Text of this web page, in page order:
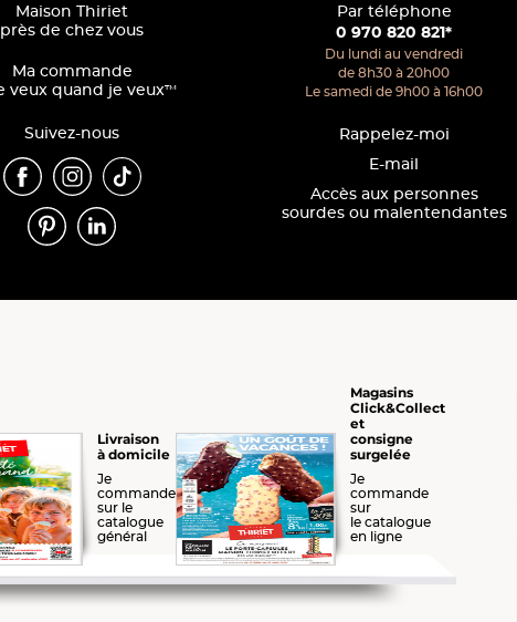
Maison Thiriet
près de chez vous
Ma commande
veux quand je veux™
Suivez-nous
Par téléphone
0 970 820 821*
Du lundi au vendredi
de 8h30 à 20h00
Le samedi de 9h00 à 16h00
Rappelez-moi
E-mail
Accès aux personnes
sourdes ou malentendantes
Livraison
à domicile
Je
commande
sur le
catalogue
général
Magasins
Click&Collect
et
consigne
surgelée
Je
commande
sur
le catalogue
en ligne